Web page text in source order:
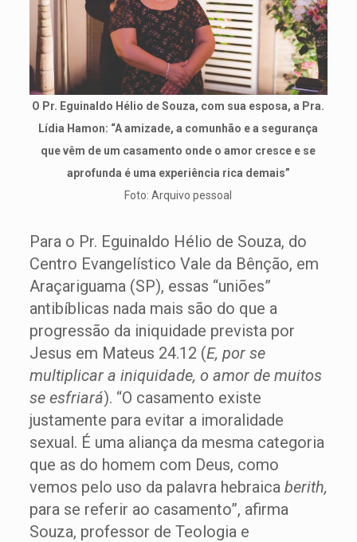
O Pr. Eguinaldo Hélio de Souza, com sua esposa, a Pra.
Lídia Hamon: “A amizade, a comunhão e a segurança
que vêm de um casamento onde o amor cresce e se
aprofunda é uma experiência rica demais”
Foto: Arquivo pessoal
Para o Pr. Eguinaldo Hélio de Souza, do
Centro Evangelístico Vale da Bênção, em
Araçariguama (SP), essas “uniões”
antibíblicas nada mais são do que a
progressão da iniquidade prevista por
Jesus em Mateus 24.12 (E, por se
multiplicar a iniquidade, o amor de muitos
se esfriará). “O casamento existe
justamente para evitar a imoralidade
sexual. É uma aliança da mesma categoria
que as do homem com Deus, como
vemos pelo uso da palavra hebraica berith,
para se referir ao casamento”, afirma
Souza, professor de Teologia e